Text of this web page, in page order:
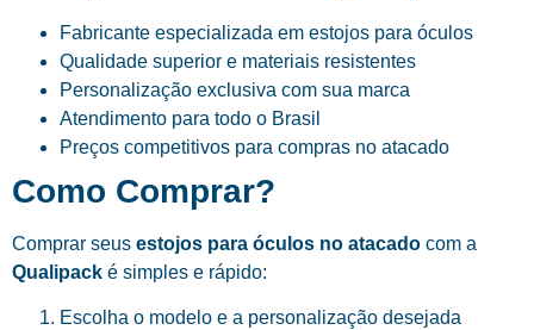
Fabricante especializada em estojos para óculos
Qualidade superior e materiais resistentes
Personalização exclusiva com sua marca
Atendimento para todo o Brasil
Preços competitivos para compras no atacado
Como Comprar?
Comprar seus estojos para óculos no atacado com a
Qualipack é simples e rápido:
Escolha o modelo e a personalização desejada